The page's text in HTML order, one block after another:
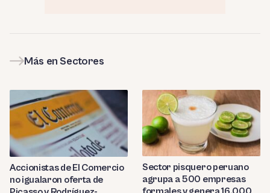
Más en Sectores
Accionistas de El Comercio
no igualaron oferta de
Sector pisquero peruano
agrupa a 500 empresas